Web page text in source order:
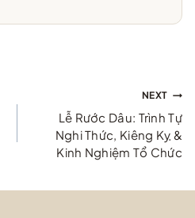
NEXT
Lễ Rước Dâu: Trình Tự
Nghi Thức, Kiêng Kỵ &
Kinh Nghiệm Tổ Chức